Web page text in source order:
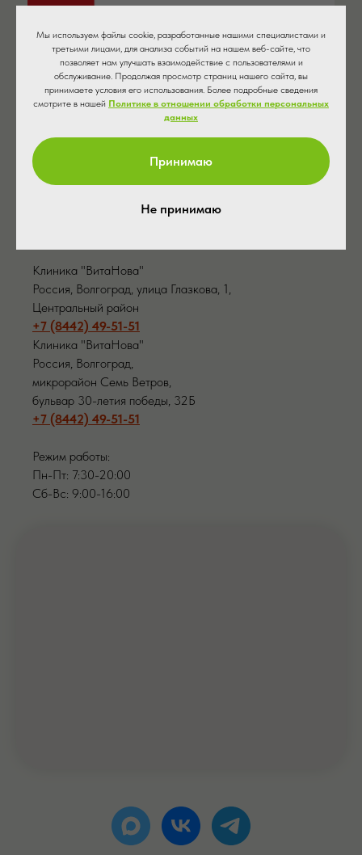
Мы используем файлы cookie, разработанные нашими специалистами и
третьими лицами, для анализа событий на нашем веб-сайте, что
позволяет нам улучшать взаимодействие с пользователями и
обслуживание. Продолжая просмотр страниц нашего сайта, вы
принимаете условия его использования. Более подробные сведения
смотрите в нашей Политике в отношении обработки персональных
данных
Принимаю
Не принимаю
К данному доктору отсутствует онлайн-запись,
просьба записаться на прием по телефону:
Клиника "ВитаНова"
Россия, Волгоград, улица Глазкова, 1,
Центральный район
+7 (8442) 49-51-51
Клиника "ВитаНова"
Россия, Волгоград,
микрорайон Семь Ветров,
бульвар 30-летия победы, 32Б
+7 (8442) 49-51-51
Режим работы:
Пн-Пт: 7:30-20:00
Сб-Вс: 9:00-16:00